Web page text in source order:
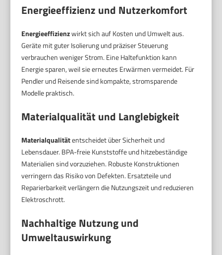
Energieeffizienz und Nutzerkomfort
Energieeffizienzwirkt sich auf Kosten und Umwelt aus.
Geräte mit guter Isolierung und präziser Steuerung
verbrauchen weniger Strom. Eine Haltefunktion kann
Energie sparen, weil sie erneutes Erwärmen vermeidet. Für
Pendler und Reisende sind kompakte, stromsparende
Modelle praktisch.
Materialqualität und Langlebigkeit
Materialqualitätentscheidet über Sicherheit und
Lebensdauer. BPA-freie Kunststoffe und hitzebeständige
Materialien sind vorzuziehen. Robuste Konstruktionen
verringern das Risiko von Defekten. Ersatzteile und
Reparierbarkeit verlängern die Nutzungszeit und reduzieren
Elektroschrott.
Nachhaltige Nutzung und
Umweltauswirkung